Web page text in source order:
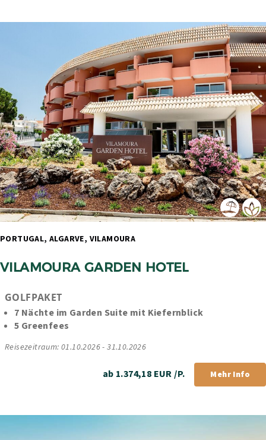
VILAMOURA GARDEN HOTEL
GOLFPAKET
7 Nächte im Garden Suite mit Kiefernblick
5 Greenfees
Reisezeitraum: 01.10.2026 - 31.10.2026
ab 1.374,18 EUR /P. Mehr Info